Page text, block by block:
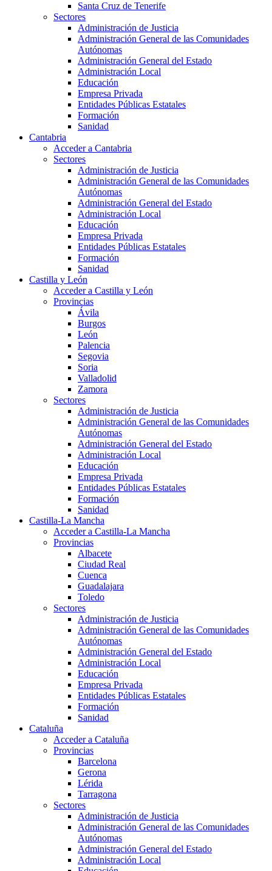
Santa Cruz de Tenerife
Sectores
Administración de Justicia
Administración General de las Comunidades
Autónomas
Administración General del Estado
Administración Local
Educación
Empresa Privada
Entidades Públicas Estatales
Formación
Sanidad
Cantabria
Acceder a Cantabria
Sectores
Administración de Justicia
Administración General de las Comunidades
Autónomas
Administración General del Estado
Administración Local
Educación
Empresa Privada
Entidades Públicas Estatales
Formación
Sanidad
Castilla y León
Acceder a Castilla y León
Provincias
Ávila
Burgos
León
Palencia
Segovia
Soria
Valladolid
Zamora
Sectores
Administración de Justicia
Administración General de las Comunidades
Autónomas
Administración General del Estado
Administración Local
Educación
Empresa Privada
Entidades Públicas Estatales
Formación
Sanidad
Castilla-La Mancha
Acceder a Castilla-La Mancha
Provincias
Albacete
Ciudad Real
Cuenca
Guadalajara
Toledo
Sectores
Administración de Justicia
Administración General de las Comunidades
Autónomas
Administración General del Estado
Administración Local
Educación
Empresa Privada
Entidades Públicas Estatales
Formación
Sanidad
Cataluña
Acceder a Cataluña
Provincias
Barcelona
Gerona
Lérida
Tarragona
Sectores
Administración de Justicia
Administración General de las Comunidades
Autónomas
Administración General del Estado
Administración Local